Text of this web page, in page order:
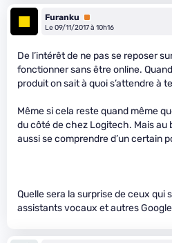
Furanku
Premium
Le 09/11/2017 à 10h16
De l’intérêt de ne pas se reposer
fonctionner sans être online.
produit on sait à quoi s’attendre à
Même si cela reste quand même
du côté de chez Logitech. Mais au
aussi se comprendre d’un certain
Quelle sera la surprise de ceux
assistants vocaux et autres Google